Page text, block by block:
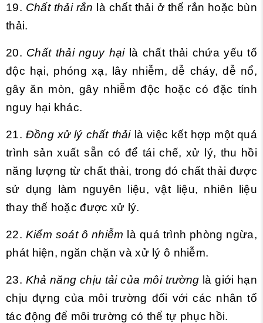
19. Chất thải rắn là chất thải ở thể rắn hoặc bùn
thải.
20. Chất thải nguy hạilà chất thải chứa yếu tố
độc hại, phóng xạ, lây nhiễm, dễ cháy, dễ nổ,
gây ăn mòn, gây nhiễm độc hoặc có đặc tính
nguy hại khác.
21. Đồng xử lý chất thải là việc kết hợp một quá
trình sản xuất sẵn có để tái chế, xử lý, thu hồi
năng lượng từ chất thải, trong đó chất thải được
sử dụng làm nguyên liệu, vật liệu, nhiên liệu
thay thế hoặc được xử lý.
22. Kiểm soát ô nhiễm là quá trình phòng ngừa,
phát hiện, ngăn chặn và xử lý ô nhiễm.
23. Khả năng chịu tải của môi trường là giới hạn
chịu đựng của môi trường đối với các nhân tố
tác động để môi trường có thể tự phục hồi.